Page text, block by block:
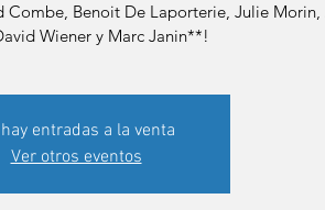
Combe, Benoit De Laporterie, Julie
Wiener y Marc Janin**!
entradas a la venta
Ver otros eventos